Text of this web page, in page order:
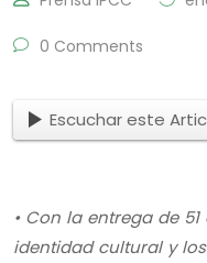
0 Comments
Escuchar este
• Con la entrega de
identidad cultural y